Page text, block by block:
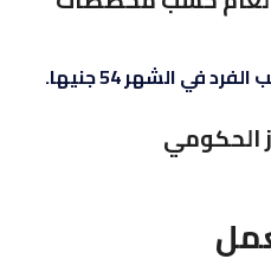
الحكومي